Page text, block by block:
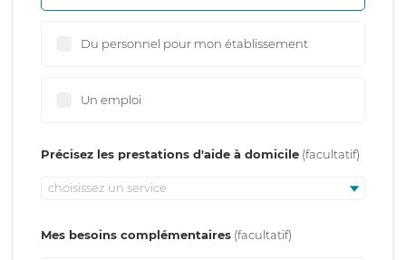
Du personnel pour mon établissement
Un emploi
Précisez les prestations d'aide à domicile
choisissez un service
Mes besoins complémentaires